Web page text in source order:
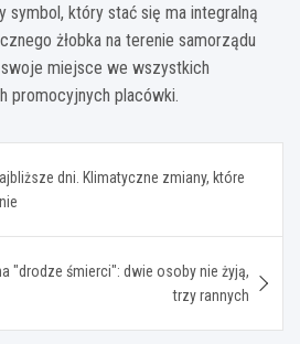
symbol, który stać się ma integralną
żłobka na terenie samorządu
miejsce we wszystkich
promocyjnych placówki.
dni. Klimatyczne zmiany, które
"drodze śmierci": dwie osoby nie żyją,
trzy rannych